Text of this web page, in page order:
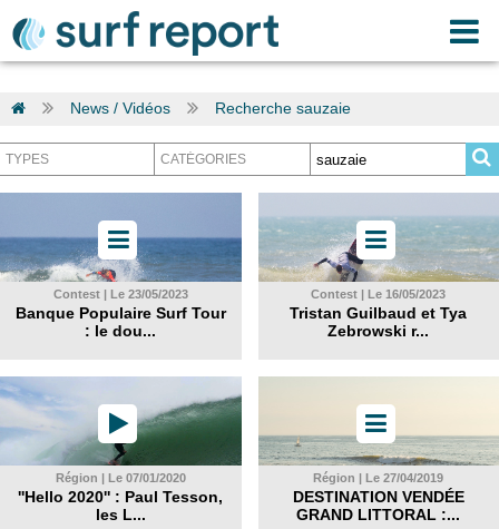
News / Vidéos Recherche sauzaie
Contest | Le 23/05/2023
Banque Populaire Surf Tour
: le dou...
Contest | Le 16/05/2023
Tristan Guilbaud et Tya
Zebrowski r...
Région | Le 07/01/2020
''Hello 2020'' : Paul Tesson,
les L...
Région | Le 27/04/2019
DESTINATION VENDÉE
GRAND LITTORAL :...